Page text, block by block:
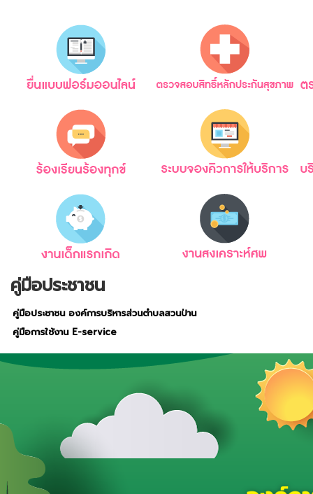
คู่มือประชาชน
คู่มือประชาชน องค์การบริหารส่วนตำบลสวนป่าน
คู่มือการใช้งาน E-service